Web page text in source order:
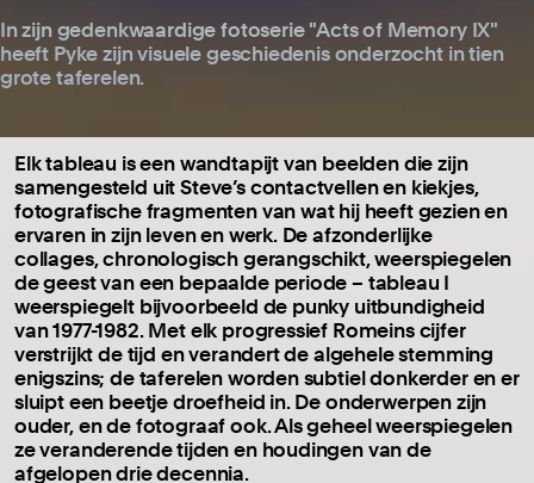
In zijn gedenkwaardige fotoserie "Acts of Memory IX"
heeft Pyke zijn visuele geschiedenis onderzocht in tien
grote taferelen.
Elk tableau is een wandtapijt van beelden die zijn
samengesteld uit Steve’s contactvellen en kiekjes,
fotografische fragmenten van wat hij heeft gezien en
ervaren in zijn leven en werk. De afzonderlijke
collages, chronologisch gerangschikt, weerspiegelen
de geest van een bepaalde periode – tableau I
weerspiegelt bijvoorbeeld de punky uitbundigheid
van 1977-1982. Met elk progressief Romeins cijfer
verstrijkt de tijd en verandert de algehele stemming
enigszins; de taferelen worden subtiel donkerder en er
sluipt een beetje droefheid in. De onderwerpen zijn
ouder, en de fotograaf ook. Als geheel weerspiegelen
ze veranderende tijden en houdingen van de
afgelopen drie decennia.